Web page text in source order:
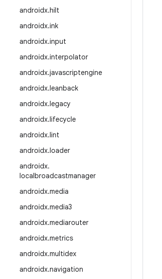
androidx.hilt
androidx.ink
androidx.input
androidx.interpolator
androidx.javascriptengine
androidx.leanback
androidx.legacy
androidx.lifecycle
androidx.lint
androidx.loader
androidx.
localbroadcastmanager
androidx.media
androidx.media3
androidx.mediarouter
androidx.metrics
androidx.multidex
androidx.navigation